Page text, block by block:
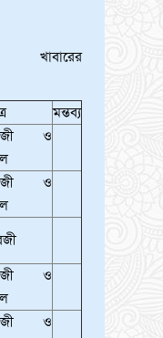
মন্তব্য
ও
ও
ও
ও